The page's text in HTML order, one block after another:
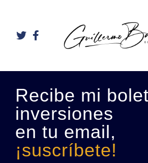
Recibe mi
inversiones
en tu email,
¡suscríbete!